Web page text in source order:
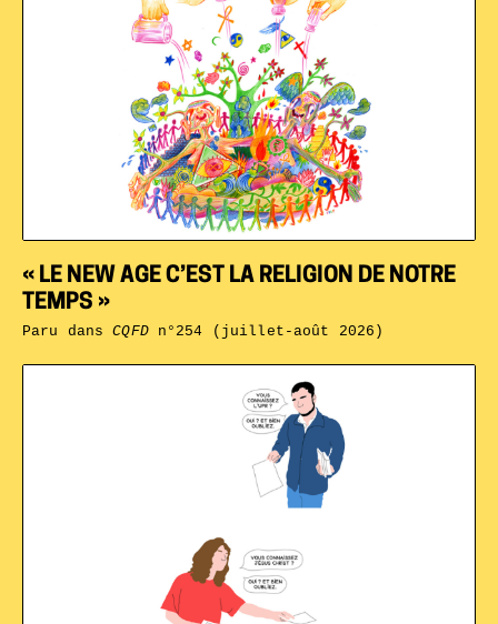
« LE NEW AGE C’EST LA RELIGION DE NOTRE
TEMPS »
Paru dansCQFDn°254 (juillet-août 2026)